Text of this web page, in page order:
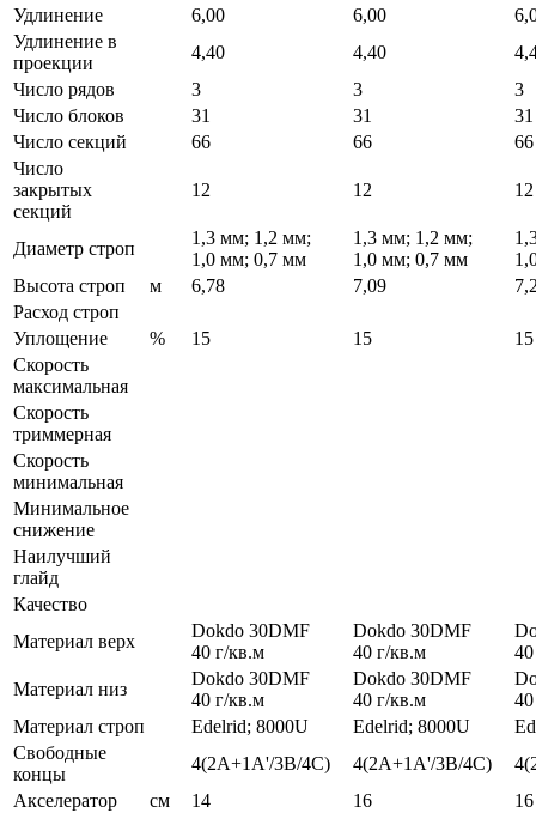
Удлинение
6,00 6,00
Удлинение в
проекции
4,40 4,40
Число рядов
3 3
3
Число блоков
31 31
31
Число секций
66 66
66
Число
закрытых
секций
12 12 12
Диаметр строп
1,3 мм; 1,2 мм;
1,0 мм; 0,7 мм
1,3 мм; 1,2 мм;
1,0 мм; 0,7 мм
Высота строп
м 6,78 7,09
Расход строп
Уплощение
% 15 15
15
Скорость
максимальная
Скорость
триммерная
Скорость
минимальная
Минимальное
снижение
Наилучший
глайд
Качество
Материал верх
Dokdo 30DMF
40 г/кв.м
Dokdo 30DMF
40 г/кв.м
Материал низ
Dokdo 30DMF
40 г/кв.м
Dokdo 30DMF
40 г/кв.м
Материал строп
Edelrid; 8000U Edelrid; 8000U
Свободные
концы
4(2A+1A'/3B/4C) 4(2A+1A'/3B/4C)
Акселератор
см 14 16 16